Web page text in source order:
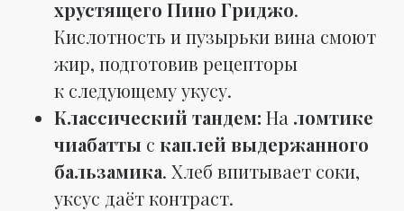
хрустящего Пино Гриджо.
Кислотность и пузырьки вина смоют
жир, подготовив рецепторы
к следующему укусу.
Классический тандем: На ломтике
чиабатты с каплей выдержанного
бальзамика. Хлеб впитывает соки,
уксус даёт контраст.